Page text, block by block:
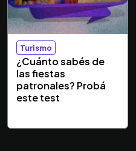
Turismo
¿Cuánto sabés de
las fiestas
patronales? Probá
este test